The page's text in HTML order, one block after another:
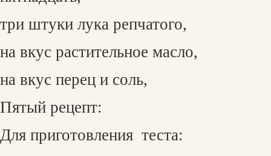
три штуки лука репчатого,
на вкус растительное масло,
на вкус перец и соль,
Пятый рецепт:
Для приготовления теста: